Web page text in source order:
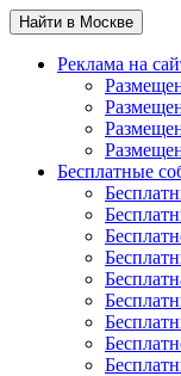
Найти в Москве
Реклама на
Бесплатные